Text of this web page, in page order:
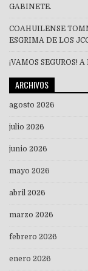
GABINETE.
COAHUILENSE
ESGRIMA DE LOS
¡VAMOS SEGUROS!
ARCHIVOS
agosto 2026
julio 2026
junio 2026
mayo 2026
abril 2026
marzo 2026
febrero 2026
enero 2026